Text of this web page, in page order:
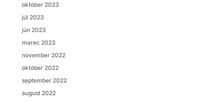
október 2023
júl 2023
jún 2023
marec 2023
november 2022
október 2022
september 2022
august 2022